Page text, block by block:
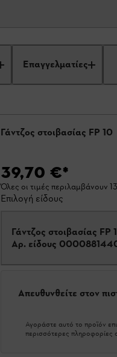
Επαγγελματίες
Γάντζος στοιβασίας FP 10
39,70 €*
Όλες οι τιμές περιλαμβάνουν
Επιλογή είδους
Γάντζος στοιβασίας FP
Αρ. είδους
Απευθυνθείτε στον
Αγοράστε αυτό το προϊόν
περισσότερες πληροφορίες